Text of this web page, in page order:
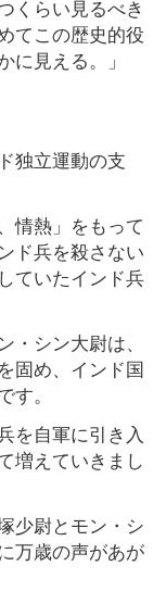
くらい見るべき
てこの歴史的役
に見える。」
独立運動の支
情熱」をもって
ド兵を殺さない
ていたインド兵
シン大尉は、
固め、インド国
。
を自軍に引き入
増えていきまし
少尉とモン・シ
万歳の声があが